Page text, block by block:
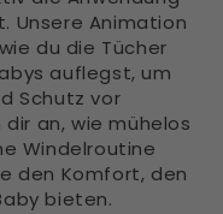
Unsere Animation
du die Tücher
auflegst, um
Schutz vor
an, wie mühelos
Windelroutine
den Komfort, den
bieten.